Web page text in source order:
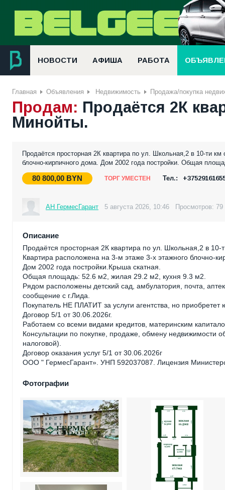
НОВОСТИ АФИША РАБОТА
Главная Объявления Недвижимость Продажа/покупка
Продам: Продаётся 2К
Минойты.
Продаётся просторная 2К квартира по ул. Школьная,2 в 10-ти
блочно-кирпичного дома. Дом 2002 года постройки. Общая
80 800,00 BYN ТОРГ УМЕСТЕН Тел.:
АН ГермесГарант 5 августа 2026, 10:46 Просмотров: 79
Описание
Продаётся просторная 2К квартира по ул. Школьная,2 в
Квартира расположена на 3-м этаже 3-х этажного блочно-
Дом 2002 года постройки.Крыша скатная.
Общая площадь: 52.6 м2, жилая 29.2 м2, кухня 9.3 м2.
Рядом расположены детский сад, амбулатория, почта,
сообщение с г.Лида.
Покупатель НЕ ПЛАТИТ за услуги агентства, но
Договор 5/1 от 30.06.2026г.
Работаем со всеми видами кредитов, материнским
Консультации по покупке, продаже, обмену недвижимости
налоговой).
Договор оказания услуг 5/1 от 30.06.2026г
ООО " ГермесГарант». УНП 592037087. Лицензия
Фотографии